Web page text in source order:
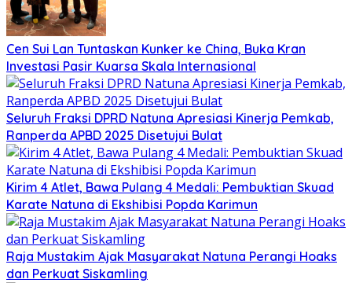
Cen Sui Lan Tuntaskan Kunker ke China, Buka Kran
Investasi Pasir Kuarsa Skala Internasional
Seluruh Fraksi DPRD Natuna Apresiasi Kinerja Pemkab,
Ranperda APBD 2025 Disetujui Bulat
Kirim 4 Atlet, Bawa Pulang 4 Medali: Pembuktian Skuad
Karate Natuna di Ekshibisi Popda Karimun
Raja Mustakim Ajak Masyarakat Natuna Perangi Hoaks
dan Perkuat Siskamling